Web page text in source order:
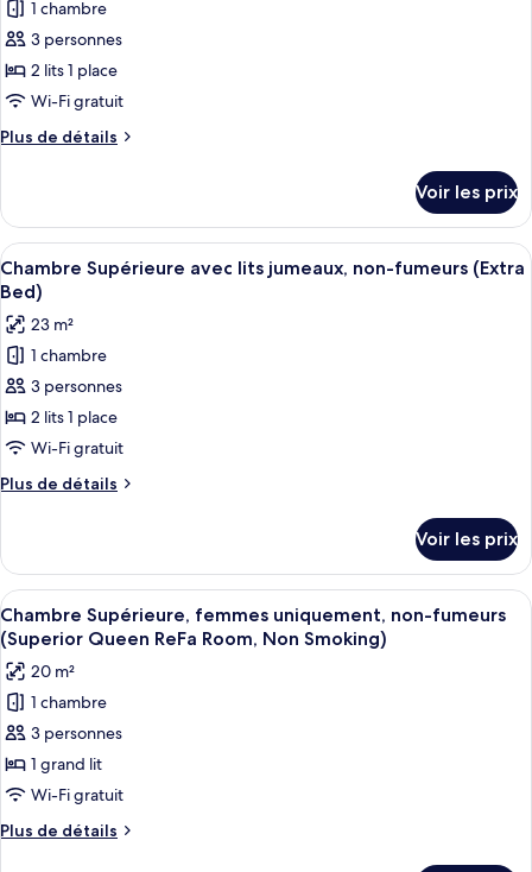
fumeurs
(Queen)
photos
pour
ce
type
chambre :
avec
lits
jumeaux,
non-
fumeurs
1 chambre
3 personnes
2 lits 1 place
Wi-Fi gratuit
Plus de détails
Plus
le
type
de
chambre
Chambre
Supérieure
avec
lits
jumeaux,
non-
Voir les prix
Afficher
toutes
les
photos
pour
ce
type
de
chambre :
Chambre
avec
lits
jumeaux,
non-
fumeurs
(Extra
Bed)
Une chambre d’hôtel avec deux lits,
2
Chambre Supérieure avec lits jumeaux, non-fumeurs (Extra
Bed)
23 m²
1 chambre
3 personnes
2 lits 1 place
Wi-Fi gratuit
Plus de détails
Plus
le
type
de
chambre
Chambre
Supérieure
avec
lits
jumeaux,
non-
(Extra
Bed)
Voir les prix
Afficher
toutes
les
photos
pour
ce
type
de
chambre :
Chambre
Une chambre d’hôtel avec un lit, un
3
Chambre Supérieure, femmes uniquement, non-fumeurs
(Superior Queen ReFa Room, Non Smoking)
20 m²
1 chambre
3 personnes
1 grand lit
Wi-Fi gratuit
Plus de détails
Plus